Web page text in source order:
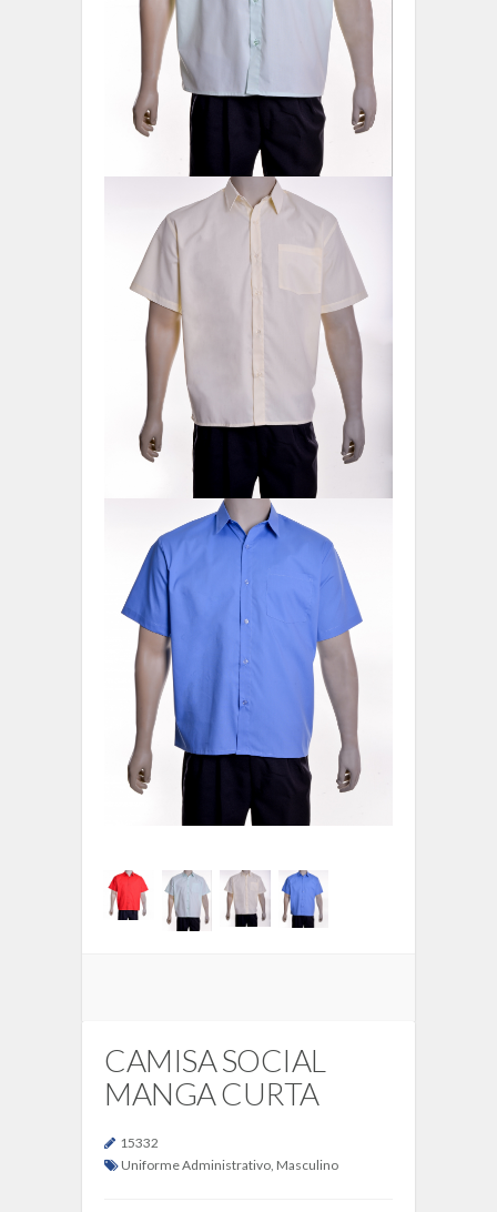
CAMISA SOCIAL
MANGA CURTA
15332
Uniforme Administrativo, Masculino